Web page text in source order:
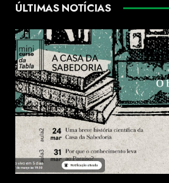
ÚLTIMAS NOTÍCIAS